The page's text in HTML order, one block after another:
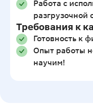
Работа с
разгрузочной
Требования к
Готовность к
Опыт работы
научим!